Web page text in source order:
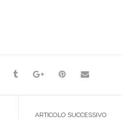
ARTICOLO SUCCESSIVO